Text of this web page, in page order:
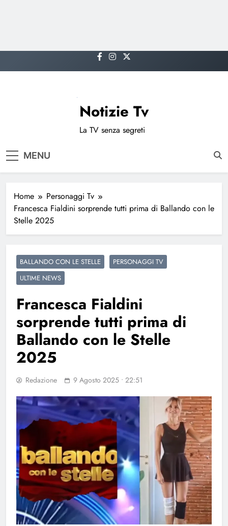
to
Notizie Tv
La TV senza segreti
MENU
Home
Personaggi Tv
Francesca Fialdini sorprende tutti prima di Ballando con le
Stelle 2025
BALLANDO CON LE STELLE
PERSONAGGI TV
ULTIME NEWS
Francesca Fialdini
sorprende tutti prima di
Ballando con le Stelle
2025
Redazione 9 Agosto 2025 • 22:51